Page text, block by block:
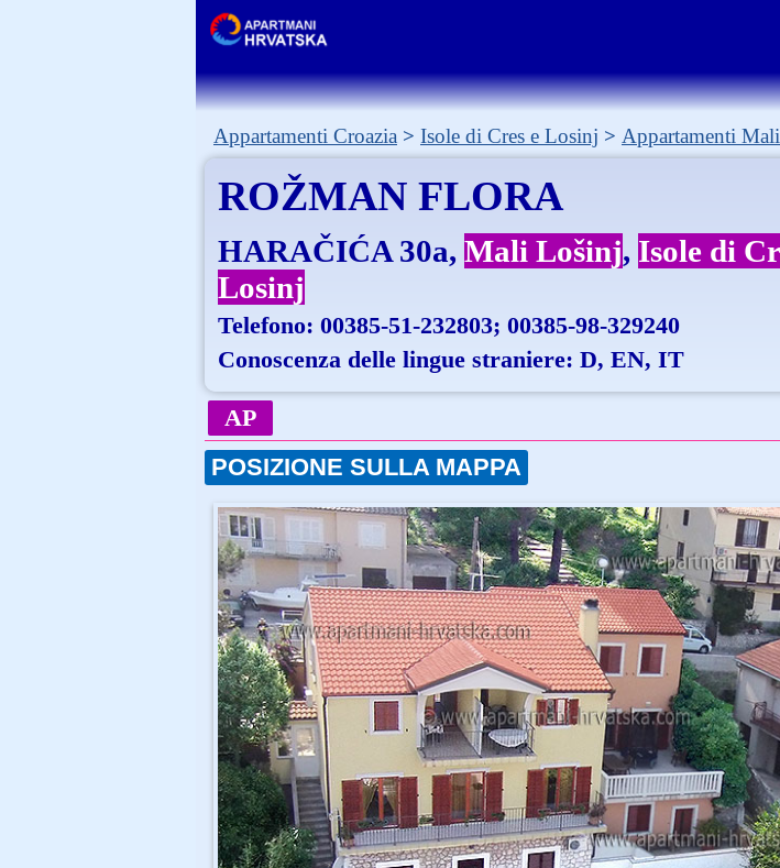
Appartamenti Croazia Isole di Cres e Losinj Appartamenti
ROŽMAN FLORA
HARAČIĆA 30a Mali Lošinj Isole di
Losinj
Telefono: 00385-51-232803; 00385-98-329240
Conoscenza delle lingue straniere: D, EN, IT
AP
POSIZIONE SULLA MAPPA